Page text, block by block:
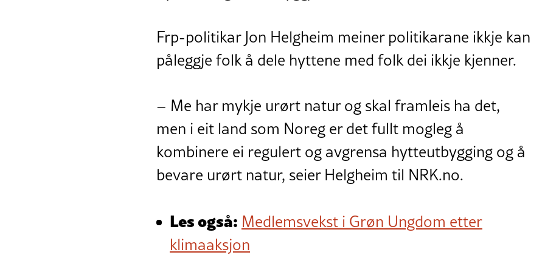
Frp-politikar Jon Helgheim meiner politikarane ikkje kan
påleggje folk å dele hyttene med folk dei ikkje kjenner.
– Me har mykje urørt natur og skal framleis ha det,
men i eit land som Noreg er det fullt mogleg å
kombinere ei regulert og avgrensa hytteutbygging og å
bevare urørt natur, seier Helgheim til NRK.no.
Les også: Medlemsvekst i Grøn Ungdom etter
klimaaksjon